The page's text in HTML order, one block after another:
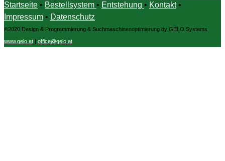
Startseite • Bestellsystem • Entstehung • Kontakt•
Impressum • Datenschutz
©2020 Design & Programmierung & Suchmaschinenoptimierung by GELO Systems
www.gelo.at | office@gelo.at